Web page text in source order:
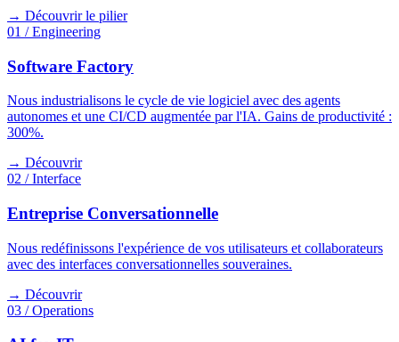
→ Découvrir le pilier
01 / Engineering
Software Factory
Nous industrialisons le cycle de vie logiciel avec des agents
autonomes et une CI/CD augmentée par l'IA. Gains de productivité :
300%.
→ Découvrir
02 / Interface
Entreprise Conversationnelle
Nous redéfinissons l'expérience de vos utilisateurs et collaborateurs
avec des interfaces conversationnelles souveraines.
→ Découvrir
03 / Operations